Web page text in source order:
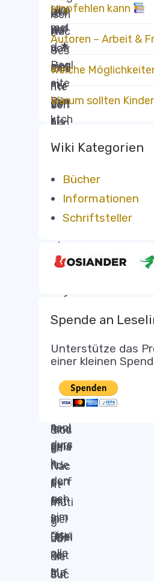
empfehlen kann
Autoren – Arbeit &
Welche
Warum sollten
Wiki Kategorien
Bücher
Informationen
Schriftsteller
Spende an
Unterstütze das
einer kleinen